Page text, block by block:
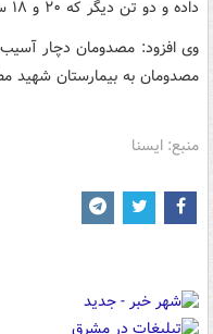
داده و دو تن دیگر که ٢٠ و ١٨ ساله هستند مصدوم شدند.
وی افزود: مصدومان دچار
مصدومان به بیمارستان شهید
منبع: ایسنا